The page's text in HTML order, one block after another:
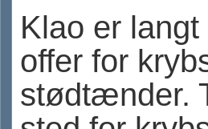
Klao er
offer for
stødtænder.